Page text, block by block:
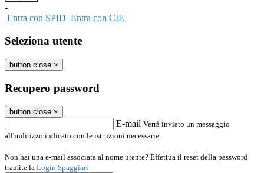
-
Entra con SPID Entra con CIE
Seleziona utente
button close ×
Recupero password
button close ×
E-mail Verrà inviato un messaggio
all'indirizzo indicato con le istruzioni necessarie.
Non hai una e-mail associata al nome utente? Effettua il reset della password
tramite la Login Spaggiari